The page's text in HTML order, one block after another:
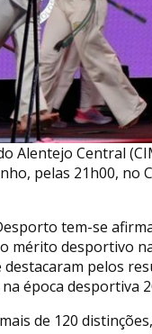
Alentejo Central
pelas 21h00, no
tem-se
mérito desportivo
pelos
época desportiva
de 120